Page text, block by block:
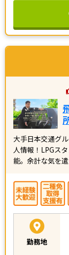
大手日本交通グ
人情報！LPGス
能。余計な気を
勤務地